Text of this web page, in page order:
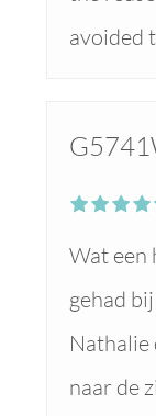
avoided
Wat een
gehad
Nathalie
naar de